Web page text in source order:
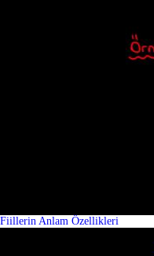
Fiillerin Anlam Özellikleri